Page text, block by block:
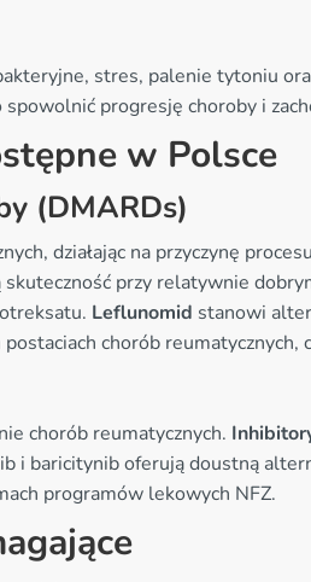
stres, palenie tytoniu
progresję choroby i
w Polsce
(DMARDs)
działając na przyczynę
przy relatywnie
Leflunomid stanowi
chorób
chorób reumatycznych.
i baricitynib oferują doustną
programów lekowych NFZ.